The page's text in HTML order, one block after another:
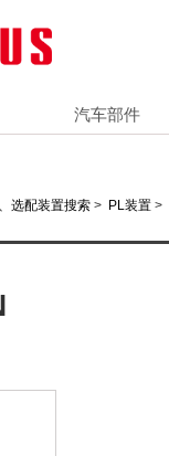
汽车部件
选配装置搜索 > PL装置 >